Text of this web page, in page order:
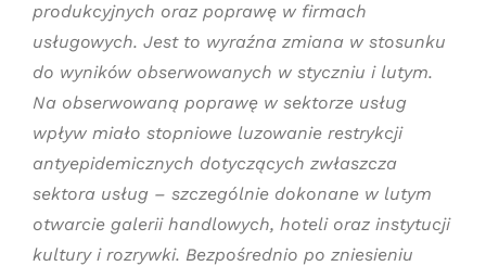
produkcyjnych oraz poprawę w firmach
usługowych. Jest to wyraźna zmiana w stosunku
do wyników obserwowanych w styczniu i lutym.
Na obserwowaną poprawę w sektorze usług
wpływ miało stopniowe luzowanie restrykcji
antyepidemicznych dotyczących zwłaszcza
sektora usług – szczególnie dokonane w lutym
otwarcie galerii handlowych, hoteli oraz instytucji
kultury i rozrywki. Bezpośrednio po zniesieniu